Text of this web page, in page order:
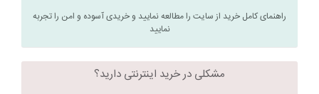
راهنمای کامل خرید از سایت را مطالعه نمایید و خریدی آسوده و امن را تجربه
نمایید
مشکلی در خرید اینترنتی دارید؟